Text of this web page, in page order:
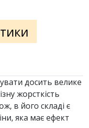
досить велике
жорсткість
в його складі є
яка має ефект